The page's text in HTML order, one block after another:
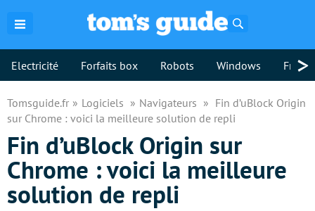
Electricité Forfaits box Robots Windows >
Tomsguide.fr Logiciels Navigateurs
Fin d’uBlock Origin
sur Chrome : voici la meilleure solution de repli
Fin d’uBlock Origin sur
Chrome : voici la meilleure
solution de repli